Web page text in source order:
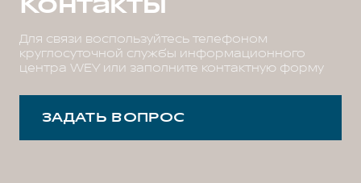
Для связи воспользуйтесь телефоном
круглосуточной службы информационного
центра WEY или заполните контактную форму
ЗАДАТЬ ВОПРОС